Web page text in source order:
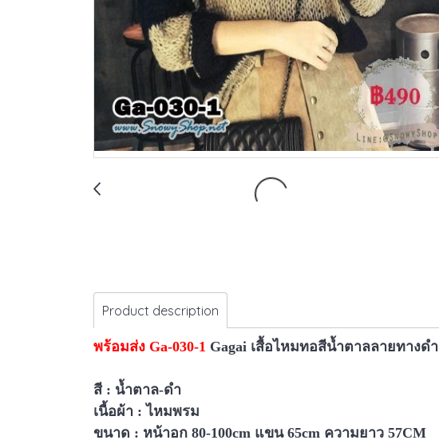
Product description
พร้อมส่ง Ga-030-1 Gagai เสื้อไหมทอสีน้ำตาลลายทางดำ
สี : น้ำตาล-ดำ
เนื้อผ้า : ไหมพรม
ขนาด : หน้าอก 80-100cm แขน 65cm ความยาว 57CM